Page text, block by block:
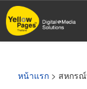
ข้าม
ไป
หน้าแรก > สหกร